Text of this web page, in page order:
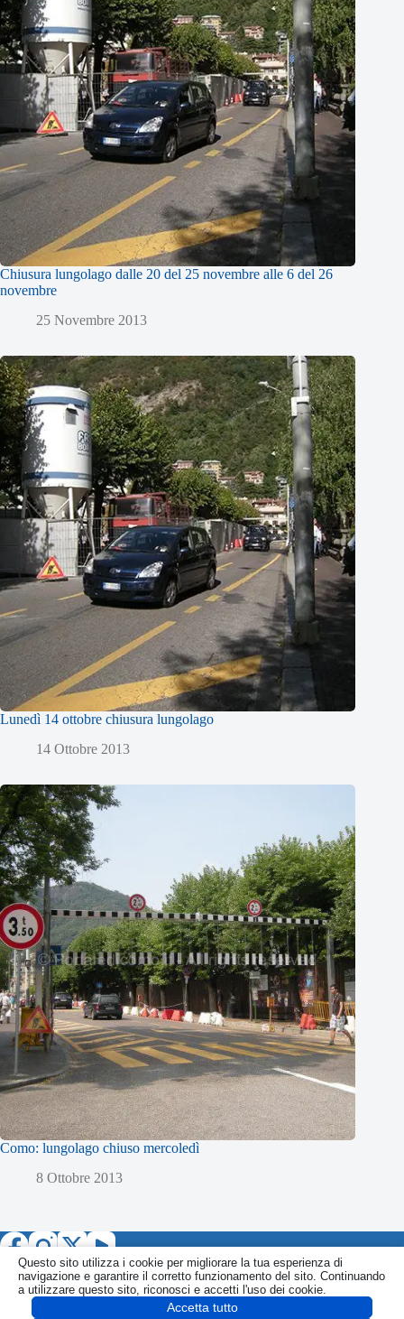
Chiusura lungolago dalle 20 del 25 novembre alle 6 del 26
novembre
25 Novembre 2013
Lunedì 14 ottobre chiusura lungolago
14 Ottobre 2013
Como: lungolago chiuso mercoledì
8 Ottobre 2013
Politica Privacy
Questo sito utilizza i cookie per migliorare la tua esperienza di
navigazione e garantire il corretto funzionamento del sito. Continuando
a utilizzare questo sito, riconosci e accetti l'uso dei cookie.
Accetta tutto